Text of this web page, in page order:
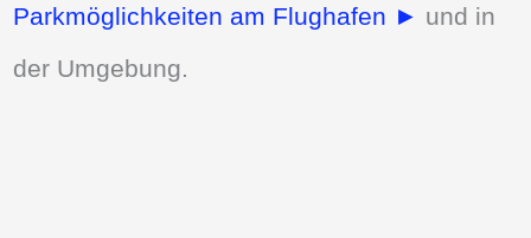
Parkmöglichkeiten am Flughafen ► und in
der Umgebung.